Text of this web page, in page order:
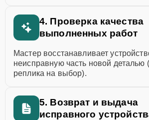
4. Проверка качества
выполненных работ
Мастер восстанавливает
неисправную часть новой деталью
реплика на выбор).
5. Возврат и выдача
исправного